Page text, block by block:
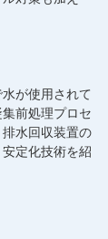
が使用されて
前処理プロセ
水回収装置の
定化技術を紹